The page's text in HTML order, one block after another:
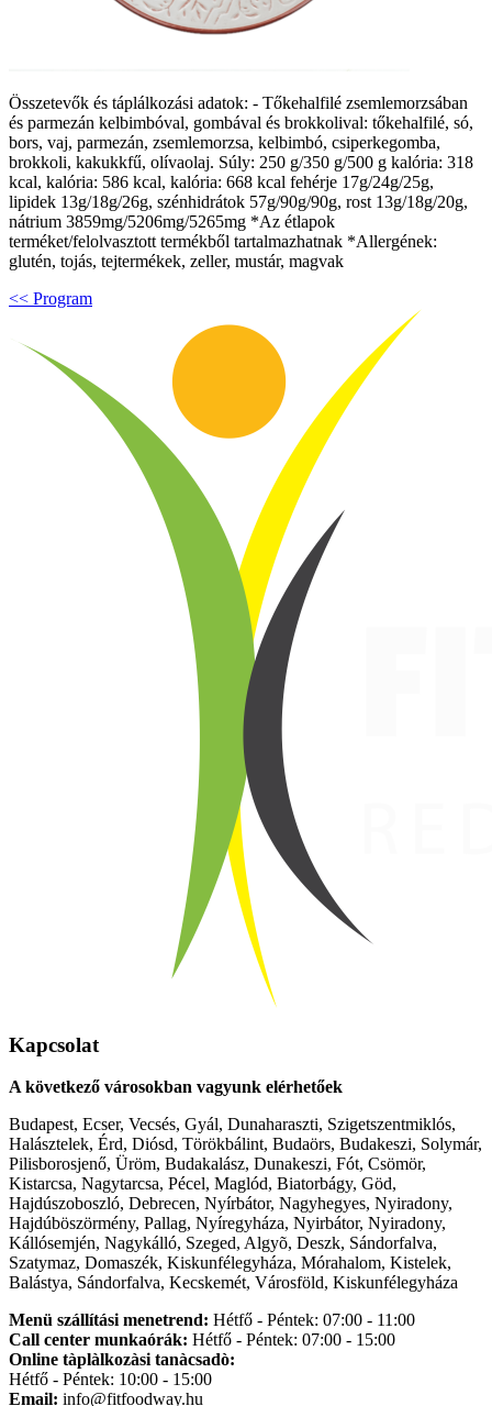
Összetevők és táplálkozási adatok: - Tőkehalfilé zsemlemorzsában
és parmezán kelbimbóval, gombával és brokkolival: tőkehalfilé, só,
bors, vaj, parmezán, zsemlemorzsa, kelbimbó, csiperkegomba,
brokkoli, kakukkfű, olívaolaj. Súly: 250 g/350 g/500 g kalória: 318
kcal, kalória: 586 kcal, kalória: 668 kcal fehérje 17g/24g/25g,
lipidek 13g/18g/26g, szénhidrátok 57g/90g/90g, rost 13g/18g/20g,
nátrium 3859mg/5206mg/5265mg *Az étlapok
terméket/felolvasztott termékből tartalmazhatnak *Allergének:
glutén, tojás, tejtermékek, zeller, mustár, magvak
<< Program
Kapcsolat
A következő városokban vagyunk elérhetőek
Budapest, Ecser, Vecsés, Gyál, Dunaharaszti, Szigetszentmiklós,
Halásztelek, Érd, Diósd, Törökbálint, Budaörs, Budakeszi, Solymár,
Pilisborosjenő, Üröm, Budakalász, Dunakeszi, Fót, Csömör,
Kistarcsa, Nagytarcsa, Pécel, Maglód, Biatorbágy, Göd,
Hajdúszoboszló, Debrecen, Nyírbátor, Nagyhegyes, Nyiradony,
Hajdúböszörmény, Pallag, Nyíregyháza, Nyirbátor, Nyiradony,
Kállósemjén, Nagykálló, Szeged, Algyõ, Deszk, Sándorfalva,
Szatymaz, Domaszék, Kiskunfélegyháza, Mórahalom, Kistelek,
Balástya, Sándorfalva, Kecskemét, Városföld, Kiskunfélegyháza
Menü szállítási menetrend: Hétfő - Péntek: 07:00 - 11:00
Call center munkaórák: Hétfő - Péntek: 07:00 - 15:00
Online tàplàlkozàsi tanàcsadò:
Hétfő - Péntek: 10:00 - 15:00
Email: info@fitfoodway.hu